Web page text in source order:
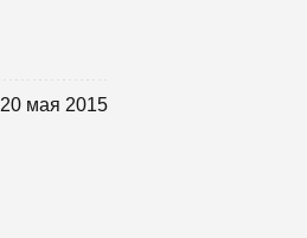
20 мая 2015